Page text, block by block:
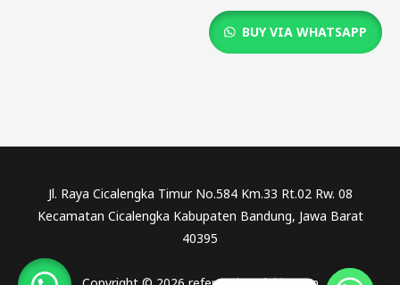
BUY VIA WHATSAPP
Jl. Raya Cicalengka Timur No.584 Km.33 Rt.02 Rw. 08
Kecamatan Cicalengka Kabupaten Bandung, Jawa Barat
40395